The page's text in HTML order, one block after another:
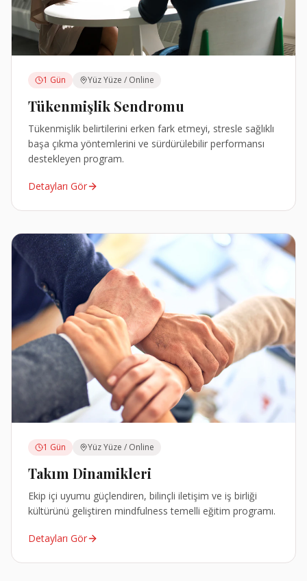
1 Gün Yüz Yüze / Online
Tükenmişlik Sendromu
Tükenmişlik belirtilerini erken fark etmeyi, stresle sağlıklı
başa çıkma yöntemlerini ve sürdürülebilir performansı
destekleyen program.
Detayları Gör
1 Gün Yüz Yüze / Online
Takım Dinamikleri
Ekip içi uyumu güçlendiren, bilinçli iletişim ve iş birliği
kültürünü geliştiren mindfulness temelli eğitim programı.
Detayları Gör